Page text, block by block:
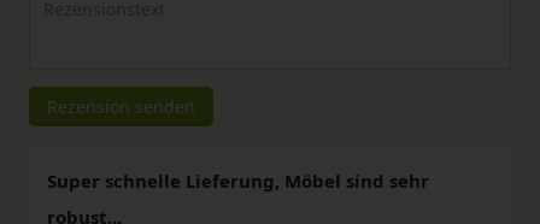
Rezensionstext
Rezension senden
Super schnelle Lieferung, Möbel sind sehr
robust...